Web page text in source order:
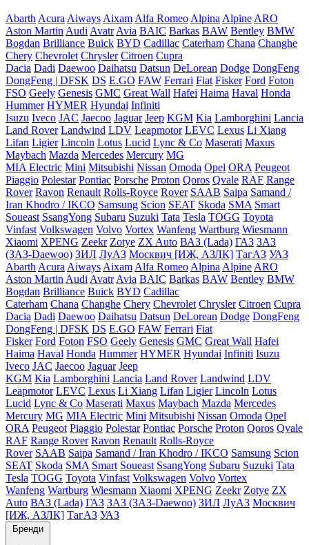
Abarth Acura Aiways Aixam Alfa Romeo Alpina Alpine ARO
Aston Martin Audi Avatr Avia BAIC Barkas BAW Bentley BMW
Bogdan Brilliance Buick BYD Cadillac Caterham Chana Changhe
Chery Chevrolet Chrysler Citroen Cupra
Dacia Dadi Daewoo Daihatsu Datsun DeLorean Dodge DongFeng
DongFeng | DFSK DS E.GO FAW Ferrari Fiat Fisker Ford Foton
FSO Geely Genesis GMC Great Wall Hafei Haima Haval Honda
Hummer HYMER Hyundai Infiniti
Isuzu Iveco JAC Jaecoo Jaguar Jeep KGM Kia Lamborghini Lancia
Land Rover Landwind LDV Leapmotor LEVC Lexus Li Xiang
Lifan Ligier Lincoln Lotus Lucid Lync & Co Maserati Maxus
Maybach Mazda Mercedes Mercury MG
MIA Electric Mini Mitsubishi Nissan Omoda Opel ORA Peugeot
Piaggio Polestar Pontiac Porsche Proton Qoros Qvale RAF Range
Rover Ravon Renault Rolls-Royce Rover SAAB Saipa Samand /
Iran Khodro / IKCO Samsung Scion SEAT Skoda SMA Smart
Soueast SsangYong Subaru Suzuki Tata Tesla TOGG Toyota
Vinfast Volkswagen Volvo Vortex Wanfeng Wartburg Wiesmann
Xiaomi XPENG Zeekr Zotye ZX Auto ВАЗ (Lada) ГАЗ ЗАЗ
(ЗАЗ-Daewoo) ЗИЛ ЛуАЗ Москвич [ИЖ, АЗЛК] ТагАЗ УАЗ
Abarth Acura Aiways Aixam Alfa Romeo Alpina Alpine ARO
Aston Martin Audi Avatr Avia BAIC Barkas BAW Bentley BMW
Bogdan Brilliance Buick BYD Cadillac
Caterham Chana Changhe Chery Chevrolet Chrysler Citroen Cupra
Dacia Dadi Daewoo Daihatsu Datsun DeLorean Dodge DongFeng
DongFeng | DFSK DS E.GO FAW Ferrari Fiat
Fisker Ford Foton FSO Geely Genesis GMC Great Wall Hafei
Haima Haval Honda Hummer HYMER Hyundai Infiniti Isuzu
Iveco JAC Jaecoo Jaguar Jeep
KGM Kia Lamborghini Lancia Land Rover Landwind LDV
Leapmotor LEVC Lexus Li Xiang Lifan Ligier Lincoln Lotus
Lucid Lync & Co Maserati Maxus Maybach Mazda Mercedes
Mercury MG MIA Electric Mini Mitsubishi Nissan Omoda Opel
ORA Peugeot Piaggio Polestar Pontiac Porsche Proton Qoros Qvale
RAF Range Rover Ravon Renault Rolls-Royce
Rover SAAB Saipa Samand / Iran Khodro / IKCO Samsung Scion
SEAT Skoda SMA Smart Soueast SsangYong Subaru Suzuki Tata
Tesla TOGG Toyota Vinfast Volkswagen Volvo Vortex
Wanfeng Wartburg Wiesmann Xiaomi XPENG Zeekr Zotye ZX
Auto ВАЗ (Lada) ГАЗ ЗАЗ (ЗАЗ-Daewoo) ЗИЛ ЛуАЗ Москвич
[ИЖ, АЗЛК] ТагАЗ УАЗ
Бренди